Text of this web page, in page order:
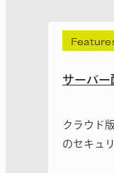
サーバー
クラウド
のセキュ